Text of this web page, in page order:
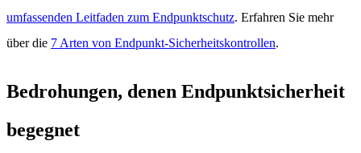
umfassenden Leitfaden zum Endpunktschutz. Erfahren Sie mehr
über die 7 Arten von Endpunkt-Sicherheitskontrollen.
Bedrohungen, denen Endpunktsicherheit
begegnet